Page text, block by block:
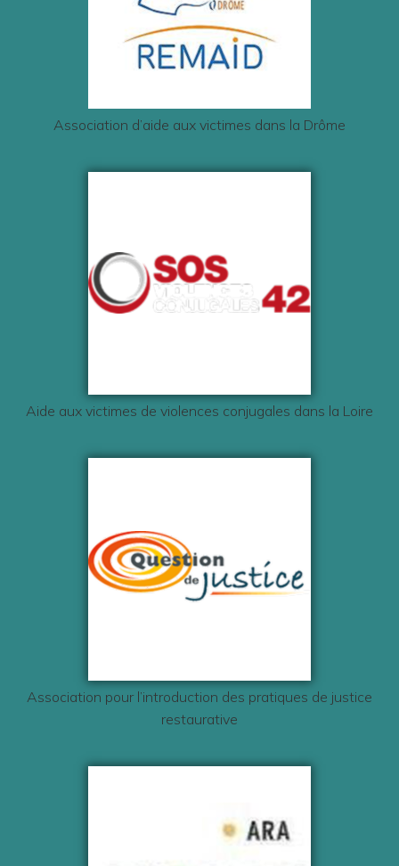
Association d’aide aux victimes dans la Drôme
Aide aux victimes de violences conjugales dans la Loire
Association pour l’introduction des pratiques de justice
restaurative